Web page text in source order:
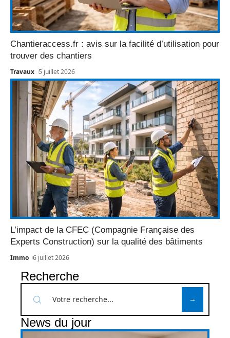
Chantieraccess.fr : avis sur la facilité d’utilisation pour
trouver des chantiers
Travaux 5 juillet 2026
L’impact de la CFEC (Compagnie Française des
Experts Construction) sur la qualité des bâtiments
Immo 6 juillet 2026
Recherche
News du jour